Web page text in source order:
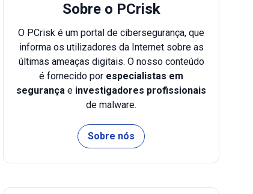
Sobre o PCrisk
O PCrisk é um portal de cibersegurança, que
informa os utilizadores da Internet sobre as
últimas ameaças digitais. O nosso conteúdo
é fornecido por especialistas em
segurança e investigadores profissionais
de malware.
Sobre nós